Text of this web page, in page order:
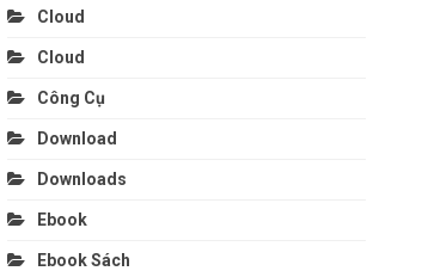
Cloud
Cloud
Công Cụ
Download
Downloads
Ebook
Ebook Sách